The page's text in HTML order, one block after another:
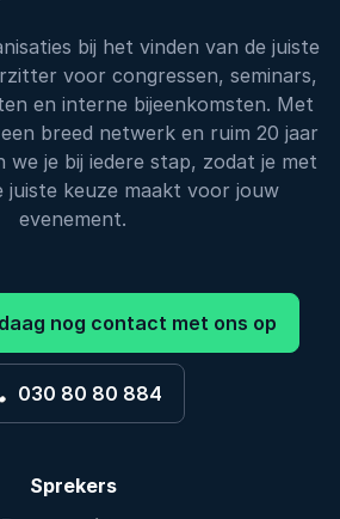
bij het vinden van de juiste
voor congressen, seminars,
en interne bijeenkomsten. Met
breed netwerk en ruim 20 jaar
we je bij iedere stap, zodat je met
juiste keuze maakt voor jouw
evenement.
nog contact met ons op
030 80 80 884
Sprekers